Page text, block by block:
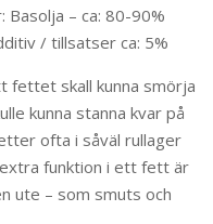
– ca: 80-90%
/ tillsatser ca: 5%
fettet skall kunna smörja
kunna stanna kvar på
ofta i såväl rullager
funktion i ett fett är
ute – som smuts och